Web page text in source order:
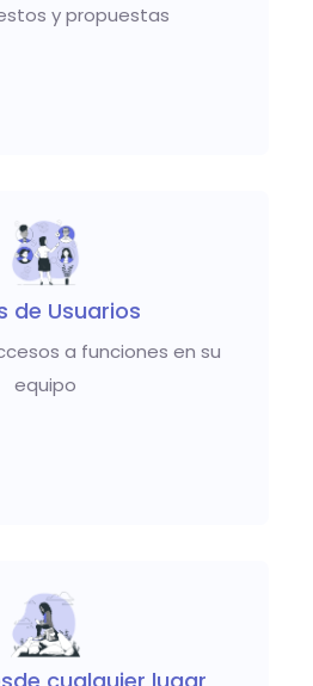
y propuestas
de Usuarios
a funciones en su
equipo